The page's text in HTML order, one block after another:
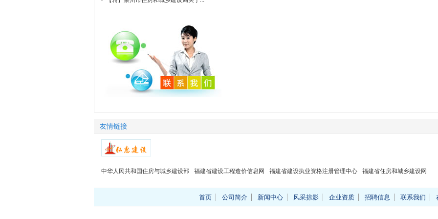
友情链接
中华人民共和国住房与城乡建设部 福建省建设工程造价信息网 福建省建设执业资格注册管理中心 福建省住房和城乡建设网
首页 公司简介 新闻中心 风采掠影 企业资质 招聘信息 联系我们